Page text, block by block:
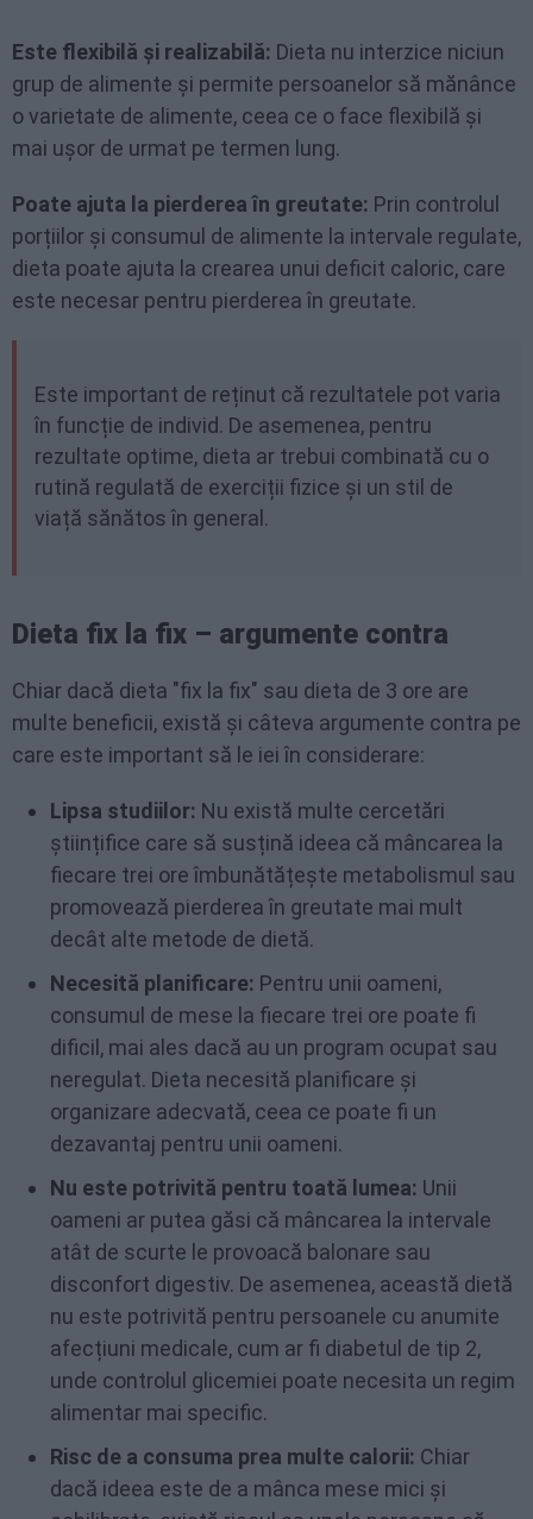
Este flexibilă și realizabilă: Dieta nu interzice niciun
grup de alimente și permite persoanelor să mănânce
o varietate de alimente, ceea ce o face flexibilă și
mai ușor de urmat pe termen lung.
Poate ajuta la pierderea în greutate: Prin controlul
porțiilor și consumul de alimente la intervale regulate,
dieta poate ajuta la crearea unui deficit caloric, care
este necesar pentru pierderea în greutate.
Este important de reținut că rezultatele pot varia
în funcție de individ. De asemenea, pentru
rezultate optime, dieta ar trebui combinată cu o
rutină regulată de exerciții fizice și un stil de
viață sănătos în general.
Dieta fix la fix – argumente contra
Chiar dacă dieta "fix la fix" sau dieta de 3 ore are
multe beneficii, există și câteva argumente contra pe
care este important să le iei în considerare:
Lipsa studiilor: Nu există multe cercetări
științifice care să susțină ideea că mâncarea la
fiecare trei ore îmbunătățește metabolismul sau
promovează pierderea în greutate mai mult
decât alte metode de dietă.
Necesită planificare: Pentru unii oameni,
consumul de mese la fiecare trei ore poate fi
dificil, mai ales dacă au un program ocupat sau
neregulat. Dieta necesită planificare și
organizare adecvată, ceea ce poate fi un
dezavantaj pentru unii oameni.
Nu este potrivită pentru toată lumea: Unii
oameni ar putea găsi că mâncarea la intervale
atât de scurte le provoacă balonare sau
disconfort digestiv. De asemenea, această dietă
nu este potrivită pentru persoanele cu anumite
afecțiuni medicale, cum ar fi diabetul de tip 2,
unde controlul glicemiei poate necesita un regim
alimentar mai specific.
Risc de a consuma prea multe calorii: Chiar
dacă ideea este de a mânca mese mici și